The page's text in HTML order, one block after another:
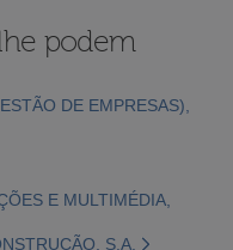
podem
DE EMPRESAS),
E MULTIMÉDIA,
S.A.